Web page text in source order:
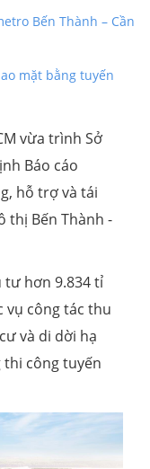
Bến Thành – Cần
mặt bằng tuyến
vừa trình Sở
Báo cáo
hỗ trợ và tái
thị Bến Thành -
tư hơn 9.834 tỉ
vụ công tác thu
và di dời hạ
công tuyến